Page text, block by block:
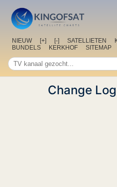
NIEUW [+] [-] SATELLIETEN
BUNDELS
KERKHOF SITEMAP
Change